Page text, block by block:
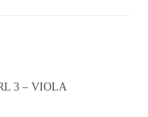
3 – VIOLA